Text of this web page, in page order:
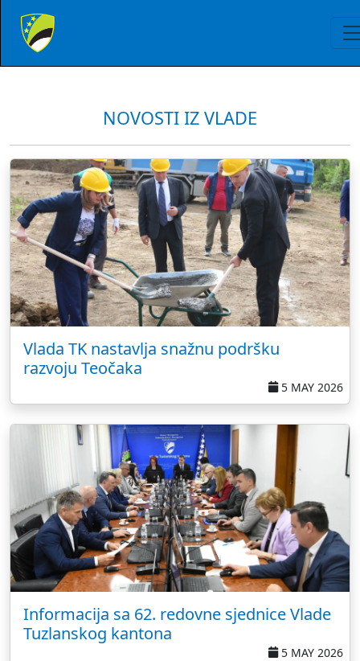
NOVOSTI IZ VLADE
Vlada TK nastavlja snažnu podršku
razvoju Teočaka
5 MAY 2026
Informacija sa 62. redovne sjednice Vlade
Tuzlanskog kantona
5 MAY 2026